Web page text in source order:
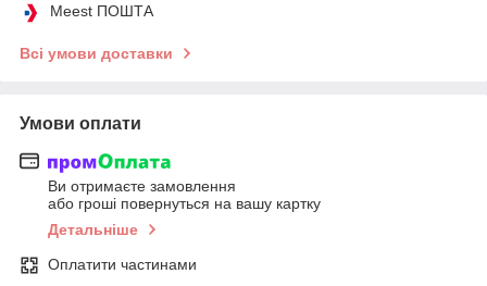
Meest ПОШТА
Всі умови доставки
Умови оплати
Ви отримаєте замовлення
або гроші повернуться на вашу картку
Детальніше
Оплатити частинами